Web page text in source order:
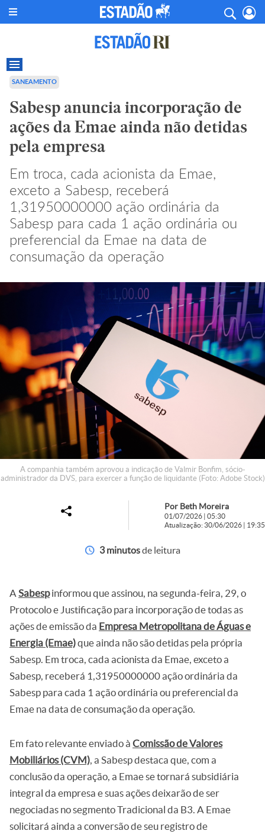
SANEAMENTO
Sabesp anuncia incorporação de
ações da Emae ainda não detidas
pela empresa
Em troca, cada acionista da Emae,
exceto a Sabesp, receberá
1,31950000000 ação ordinária da
Sabesp para cada 1 ação ordinária ou
preferencial da Emae na data de
consumação da operação
A companhia também aprovou a indicação de Valmir Bonfim, sócio-
administrador da DVS, para exercer a função de liquidante (Foto: Adobe Stock)
Por Beth Moreira
01/07/2026 | 05:30
Atualização: 30/06/2026 | 19:35
3 minutosde leitura
A Sabespinformou que assinou, na segunda-feira, 29, o
Protocolo e Justificação para incorporação de todas as
ações de emissão da Empresa Metropolitana de Águas e
Energia (Emae)que ainda não são detidas pela própria
Sabesp. Em troca, cada acionista da Emae, exceto a
Sabesp, receberá 1,31950000000 ação ordinária da
Sabesp para cada 1 ação ordinária ou preferencial da
Emae na data de consumação da operação.
Em fato relevante enviado à Comissão de Valores
Mobiliários (CVM) , a Sabesp destaca que, com a
conclusão da operação, a Emae se tornará subsidiária
integral da empresa e suas ações deixarão de ser
negociadas no segmento Tradicional da B3. A Emae
solicitará ainda a conversão de seu registro de